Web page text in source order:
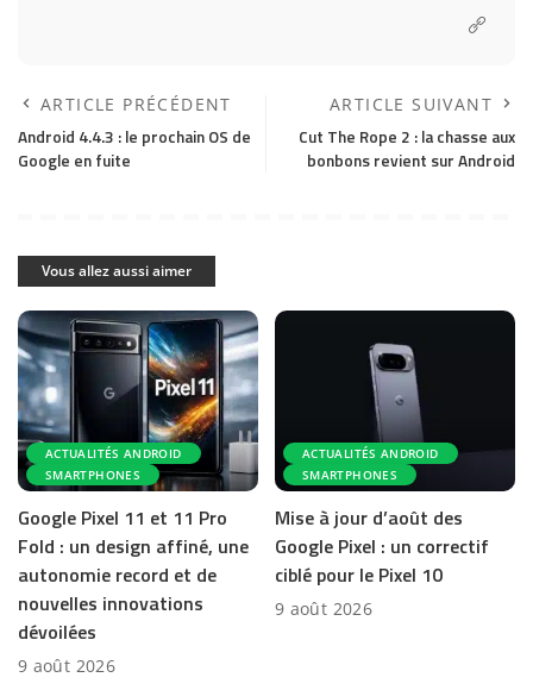
ARTICLE PRÉCÉDENT
Android 4.4.3 : le prochain OS de
Google en fuite
ARTICLE SUIVANT
Cut The Rope 2 : la chasse aux
bonbons revient sur Android
Vous allez aussi aimer
ACTUALITÉS ANDROID
SMARTPHONES
Google Pixel 11 et 11 Pro
Fold : un design affiné, une
autonomie record et de
nouvelles innovations
dévoilées
9 août 2026
ACTUALITÉS ANDROID
SMARTPHONES
Mise à jour d’août des
Google Pixel : un correctif
ciblé pour le Pixel 10
9 août 2026